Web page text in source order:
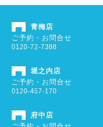
青梅店
ご予約・お問合せ
0120-72-7388
堀之内店
ご予約・お問合せ
0120-457-170
府中店